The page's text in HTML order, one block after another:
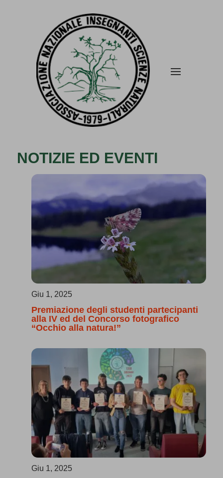
NOTIZIE ED EVENTI
Giu 1, 2025
Premiazione degli studenti partecipanti
alla IV ed del Concorso fotografico
“Occhio alla natura!”
Giu 1, 2025